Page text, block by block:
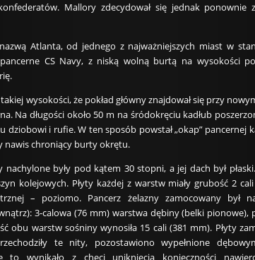
Mallory zdecydował się jednak
Atlanta, od jednego z najważniejszych miast w
CS Navy, z niską wolną burtą na wysokości
wysokości, że pokład główny znajdował się przy
Na długości około 50 m na śródokręciu kadłub
dziobowi i rufie. W ten sposób powstał „okap”
nawis chroniący burty okrętu.
były pod kątem 30 stopni, a jej dach był
kolejowych. Płyty każdej z warstw miały grubość 2
– poziomo. Pancerz żelazny zamocowany był
3-calowa (76 mm) warstwa dębiny (belki
obu warstw sośniny wynosiła 15 cali (381 mm). Płyty
te nity, pozostawiono wypełnione
to wynikało z chęci uniknięcia konieczności